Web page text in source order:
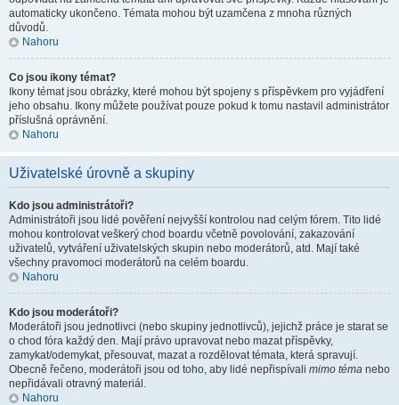
automaticky ukončeno. Témata mohou být uzamčena z mnoha různých
důvodů.
Nahoru
Co jsou ikony témat?
Ikony témat jsou obrázky, které mohou být spojeny s příspěvkem pro vyjádření
jeho obsahu. Ikony můžete používat pouze pokud k tomu nastavil administrátor
příslušná oprávnění.
Nahoru
Uživatelské úrovně a skupiny
Kdo jsou administrátoři?
Administrátoři jsou lidé pověření nejvyšší kontrolou nad celým fórem. Tito lidé
mohou kontrolovat veškerý chod boardu včetně povolování, zakazování
uživatelů, vytváření uživatelských skupin nebo moderátorů, atd. Mají také
všechny pravomoci moderátorů na celém boardu.
Nahoru
Kdo jsou moderátoři?
Moderátoři jsou jednotlivci (nebo skupiny jednotlivců), jejichž práce je starat se
o chod fóra každý den. Mají právo upravovat nebo mazat příspěvky,
zamykat/odemykat, přesouvat, mazat a rozdělovat témata, která spravují.
Obecně řečeno, moderátoři jsou od toho, aby lidé nepřispívali mimo téma nebo
nepřidávali otravný materiál.
Nahoru